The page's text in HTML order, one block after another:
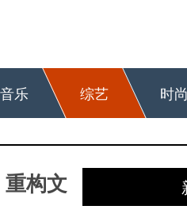
音乐 综艺 时尚
构文